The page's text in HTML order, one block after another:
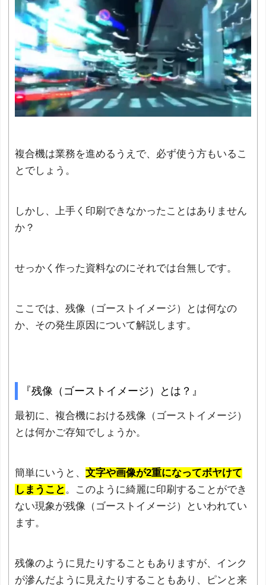
複合機は業務を進めるうえで、必ず使う方もいるこ
とでしょう。
しかし、上手く印刷できなかったことはありません
か？
せっかく作った資料なのにそれでは台無しです。
ここでは、残像（ゴーストイメージ）とは何なの
か、その発生原因について解説します。
『残像（ゴーストイメージ）とは？』
最初に、複合機における残像（ゴーストイメージ）
とは何かご存知でしょうか。
簡単にいうと、 文字や画像が2重になってボヤけて
しまうこと。このように綺麗に印刷することができ
ない現象が残像（ゴーストイメージ）といわれてい
ます。
残像のように見たりすることもありますが、インク
が滲んだように見えたりすることもあり、ピンと来